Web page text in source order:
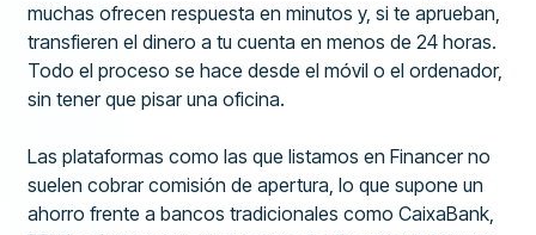
muchas ofrecen respuesta en minutos y, si te aprueban,
transfieren el dinero a tu cuenta en menos de 24 horas.
Todo el proceso se hace desde el móvil o el ordenador,
sin tener que pisar una oficina.
Las plataformas como las que listamos en Financer no
suelen cobrar comisión de apertura, lo que supone un
ahorro frente a bancos tradicionales como CaixaBank,